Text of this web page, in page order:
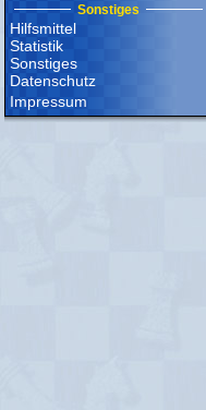
Sonstiges
Hilfsmittel
Statistik
Sonstiges
Datenschutz
Impressum